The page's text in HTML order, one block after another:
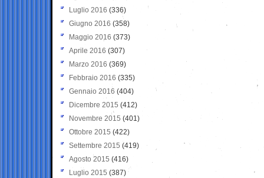
Luglio 2016 (336)
Giugno 2016 (358)
Maggio 2016 (373)
Aprile 2016 (307)
Marzo 2016 (369)
Febbraio 2016 (335)
Gennaio 2016 (404)
Dicembre 2015 (412)
Novembre 2015 (401)
Ottobre 2015 (422)
Settembre 2015 (419)
Agosto 2015 (416)
Luglio 2015 (387)